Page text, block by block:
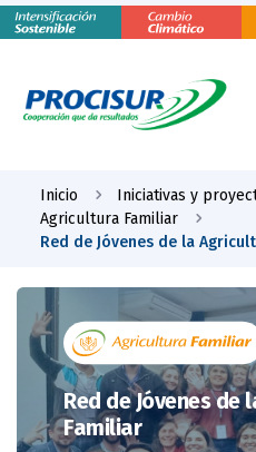
Inicio
Iniciativas y
Agricultura Familiar
Red de Jóvenes de la
Red de Jóvenes de
Familiar